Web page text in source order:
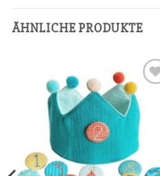
ÄHNLICHE PRODUKTE
Add to
wishlist